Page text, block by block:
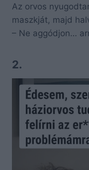
Az orvos
maszkját, majd
– Ne aggódjon…
2.